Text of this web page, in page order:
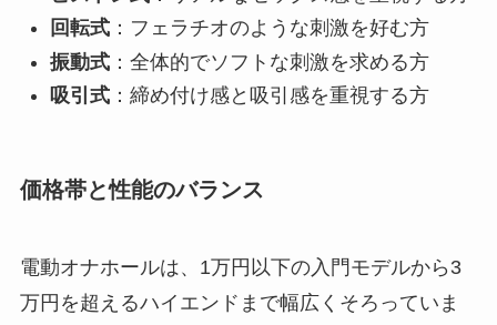
回転式：フェラチオのような刺激を好む方
振動式：全体的でソフトな刺激を求める方
吸引式：締め付け感と吸引感を重視する方
価格帯と性能のバランス
電動オナホールは、1万円以下の入門モデルから3
万円を超えるハイエンドまで幅広くそろっていま